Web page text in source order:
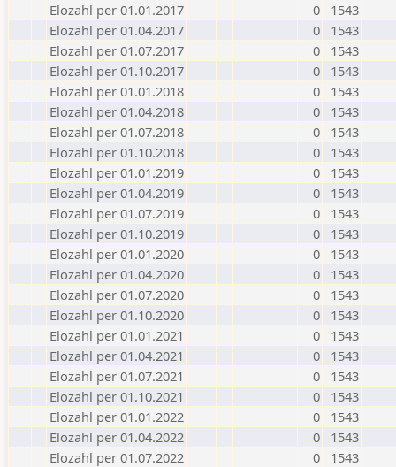
Elozahl per 01.01.2017
0
1543
Elozahl per 01.04.2017
0
1543
Elozahl per 01.07.2017
0
1543
Elozahl per 01.10.2017
0
1543
Elozahl per 01.01.2018
0
1543
Elozahl per 01.04.2018
0
1543
Elozahl per 01.07.2018
0
1543
Elozahl per 01.10.2018
0
1543
Elozahl per 01.01.2019
0
1543
Elozahl per 01.04.2019
0
1543
Elozahl per 01.07.2019
0
1543
Elozahl per 01.10.2019
0
1543
Elozahl per 01.01.2020
0
1543
Elozahl per 01.04.2020
0
1543
Elozahl per 01.07.2020
0
1543
Elozahl per 01.10.2020
0
1543
Elozahl per 01.01.2021
0
1543
Elozahl per 01.04.2021
0
1543
Elozahl per 01.07.2021
0
1543
Elozahl per 01.10.2021
0
1543
Elozahl per 01.01.2022
0
1543
Elozahl per 01.04.2022
0
1543
Elozahl per 01.07.2022
0
1543